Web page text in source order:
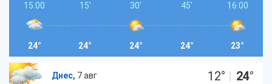
15:00
24°
15'
24°
30'
24°
45'
24°
16:00
23°
Днес, 7 авг
12° | 24°